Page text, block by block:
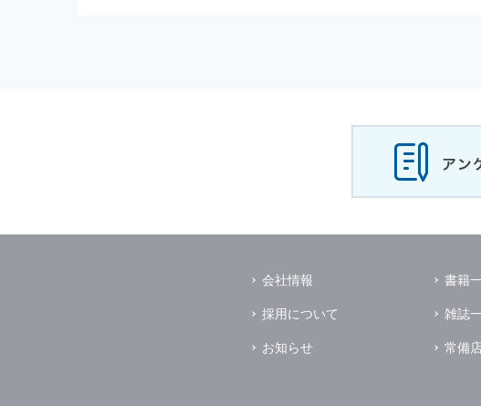
の正確性及び安全性を確保す
破壊，改ざんなどに対しては，合理的な安
を含む適切な対策を速やかに講じます．
の預託について
その場合は，業務委託先の適切な管理及び監
個人情報の第三者への開示
当社は，個人情報 を本人の許可無く他の事
ただし，以下に該当する場合はその限りでは
（1） 情報提供について本人の同意がある場合
会社情報
採用について
お知らせ
書籍
雑誌
常備